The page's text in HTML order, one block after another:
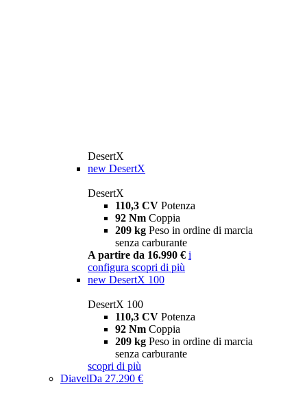
DesertX
new DesertX
DesertX
110,3 CV Potenza
92 Nm Coppia
209 kg Peso in ordine di marcia
senza carburante
A partire da 16.990 € i
configura scopri di più
new DesertX 100
DesertX 100
110,3 CV Potenza
92 Nm Coppia
209 kg Peso in ordine di marcia
senza carburante
scopri di più
DiavelDa 27.290 €